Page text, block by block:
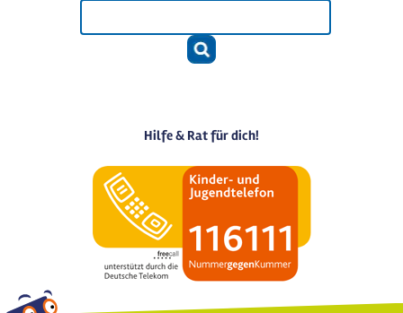
Hilfe & Rat für dich!